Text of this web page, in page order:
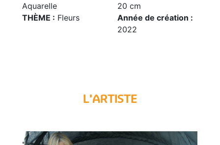
Aquarelle
THÈME : Fleurs
20 cm
Année de création :
2022
L'ARTISTE